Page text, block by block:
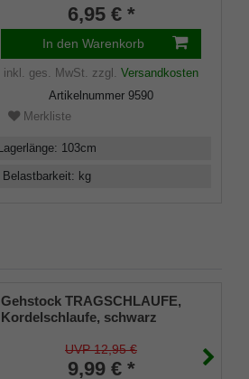
Klettverschluss6,95 € *
In den Warenkorb
inkl. ges. MwSt. zzgl. Versandkosten
Artikelnummer 9590
Merkliste
Lagerlänge: 103cm
Belastbarkeit: kg
Gehstock TRAGSCHLAUFE,
Kordelschlaufe, schwarz
UVP 12,95 €
9,99 € *